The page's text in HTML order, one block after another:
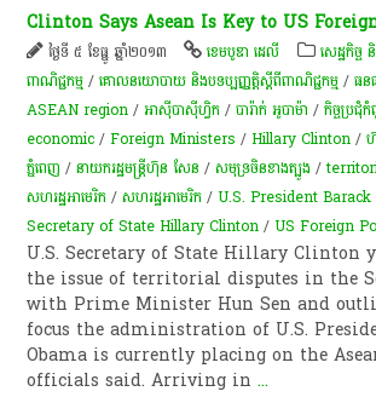
Clinton Says Asean Is Key to US
ថ្ងៃទី ៥ ខែធ្នូ ឆ្នាំ២០១៣ ខេមបូឌា ដេលី សេដ្ឋកិច្ច
ពាណិជ្ជកម្ម /គោលនយោបាយ និងបទប្បញ្ញត្តិស្តីពីពាណិជ្ជកម្ម /ធន
ASEAN region /អាស៊ីបាស៊ីហ្វិក /បារ៉ាក់ អូបាម៉ា /កិច្ច​ប្រ
economic /Foreign Ministers /Hillary Clinton /
ភ្នំពេញ /នាយករដ្ឋមន្ត្រីហ៊ុន សែន /សមុទ្រចិនខាងត្បូង /
សហរដ្ឋអាមេរិក /សហរដ្ឋអាមេរិក /U.S. President Barack
Secretary of State Hillary Clinton /US Foreign
U.S. Secretary of State Hillary Clinton
the issue of territorial disputes in the
with Prime Minister Hun Sen and
focus the administration of U.S.
Obama is currently placing on the
officials said. Arriving in...